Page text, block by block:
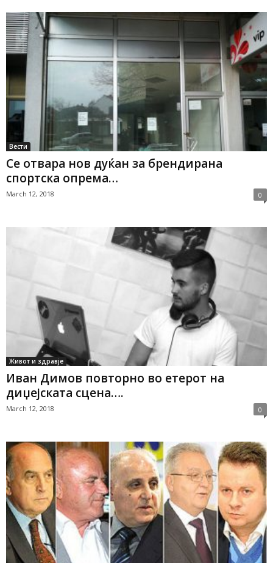
Вести
Се отвара нов дуќан за брендирана
спортска опрема…
March 12, 2018 0
Живот и здравје
Иван Димов повторно во етерот на
диџејската сцена….
March 12, 2018 0